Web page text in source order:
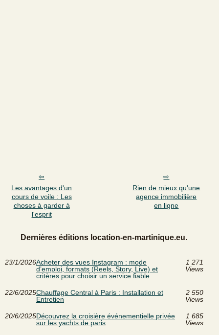
Les avantages d'un
cours de voile : Les
choses à garder à
l'esprit
Rien de mieux qu'une
agence immobilière
en ligne
Dernières éditions location-en-martinique.eu.
23/1/2026Acheter des vues Instagram : mode
d’emploi, formats (Reels, Story, Live) et
critères pour choisir un service fiable
1 271
Views
22/6/2025Chauffage Central à Paris : Installation et
Entretien
2 550
Views
20/6/2025Découvrez la croisière événementielle privée
sur les yachts de paris
1 685
Views